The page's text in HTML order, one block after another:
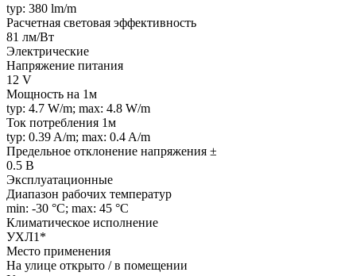
typ: 380 lm/m
Расчетная световая эффективность
81 лм/Вт
Электрические
Напряжение питания
12 V
Мощность на 1м
typ: 4.7 W/m; max: 4.8 W/m
Ток потребления 1м
typ: 0.39 A/m; max: 0.4 A/m
Предельное отклонение напряжения ±
0.5 В
Эксплуатационные
Диапазон рабочих температур
min: -30 °C; max: 45 °C
Климатическое исполнение
УХЛ1*
Место применения
На улице открыто / в помещении